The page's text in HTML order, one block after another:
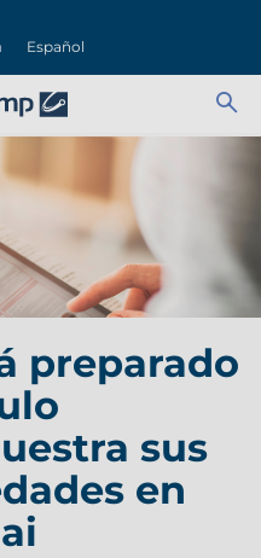
Español
preparado
sus
en